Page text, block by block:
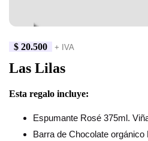
$ 20.500 + IVA
Las Lilas
Esta regalo incluye:
Espumante Rosé 375ml.
Barra de Chocolate